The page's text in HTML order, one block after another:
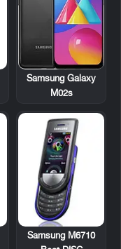
Samsung Galaxy
M02s
Samsung M6710